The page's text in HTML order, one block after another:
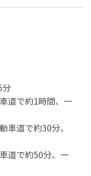
分
道で約1時間、一
車道で約30分、
道で約50分、一